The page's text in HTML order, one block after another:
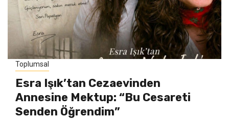
Toplumsal
Esra Işık’tan Cezaevinden
Annesine Mektup: “Bu Cesareti
Senden Öğrendim”